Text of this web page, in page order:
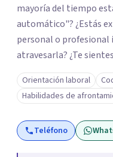
mayoría del tiempo
automático"? ¿Estás experimentando una transición
personal o profesional
atravesarla? ¿Te sientes abrumado/a con el ritmo de tu
día a día y te preguntas
¿Aunque no estás
potenciar tu capacidad de
Mariangela Rodriguez
vida es impactar
Orientación laboral
Habilidades de
Teléfono